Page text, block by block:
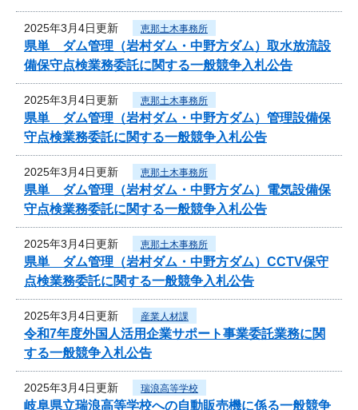
2025年3月4日更新 恵那土木事務所
県単 ダム管理（岩村ダム・中野方ダム）取水放流設
備保守点検業務委託に関する一般競争入札公告
2025年3月4日更新 恵那土木事務所
県単 ダム管理（岩村ダム・中野方ダム）管理設備保
守点検業務委託に関する一般競争入札公告
2025年3月4日更新 恵那土木事務所
県単 ダム管理（岩村ダム・中野方ダム）電気設備保
守点検業務委託に関する一般競争入札公告
2025年3月4日更新 恵那土木事務所
県単 ダム管理（岩村ダム・中野方ダム）CCTV保守
点検業務委託に関する一般競争入札公告
2025年3月4日更新 産業人材課
令和7年度外国人活用企業サポート事業委託業務に関
する一般競争入札公告
2025年3月4日更新 瑞浪高等学校
岐阜県立瑞浪高等学校への自動販売機に係る一般競争